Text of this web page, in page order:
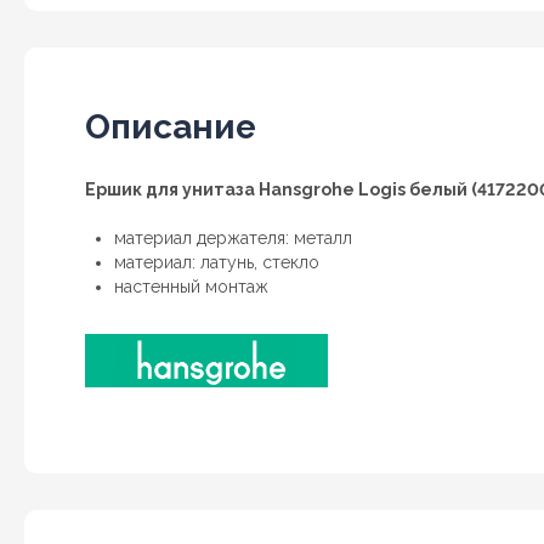
Описание
Ершик для унитаза Hansgrohe Logis белый
материал держателя: металл
материал: латунь, стекло
настенный монтаж